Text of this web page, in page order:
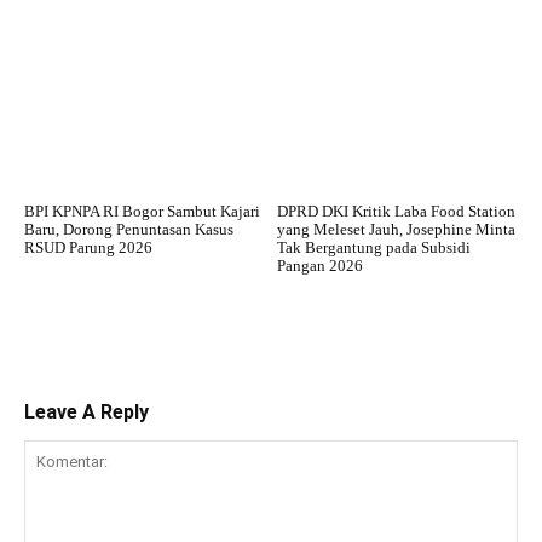
BPI KPNPA RI Bogor Sambut Kajari
Baru, Dorong Penuntasan Kasus
RSUD Parung 2026
DPRD DKI Kritik Laba Food Station
yang Meleset Jauh, Josephine Minta
Tak Bergantung pada Subsidi
Pangan 2026
Leave A Reply